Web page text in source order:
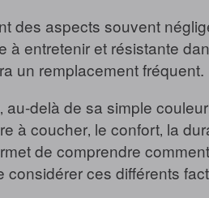
des aspects souvent
à entretenir et résistante
un remplacement fréquent.
au-delà de sa simple
à coucher‚ le confort‚ la
de comprendre
ces différents